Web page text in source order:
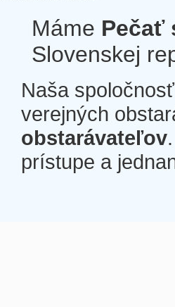
Máme Pečať
Slovenskej
Naša
verejných
obstarávateľov
prístupe a